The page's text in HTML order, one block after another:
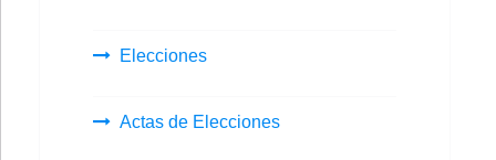
Elecciones
Actas de Elecciones